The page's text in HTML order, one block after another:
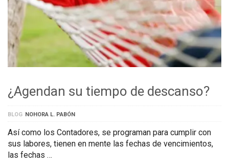
¿Agendan su tiempo de descanso?
BLOG NOHORA L. PABÓN
Así como los Contadores, se programan para cumplir con
sus labores, tienen en mente las fechas de vencimientos,
las fechas …